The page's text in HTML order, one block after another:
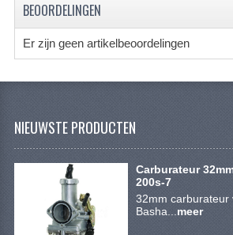
VELGEN & BANDEN
10 INCH VELGEN
6 INCH BANDEN
7 INCH VELGEN
8 INCH VELGEN
BEOORDELINGEN
Er zijn geen artikelbeoordelingen
NIEUWSTE PRODUCTEN
Carburateur
200s-7
32mm carburateur
Basha... meer